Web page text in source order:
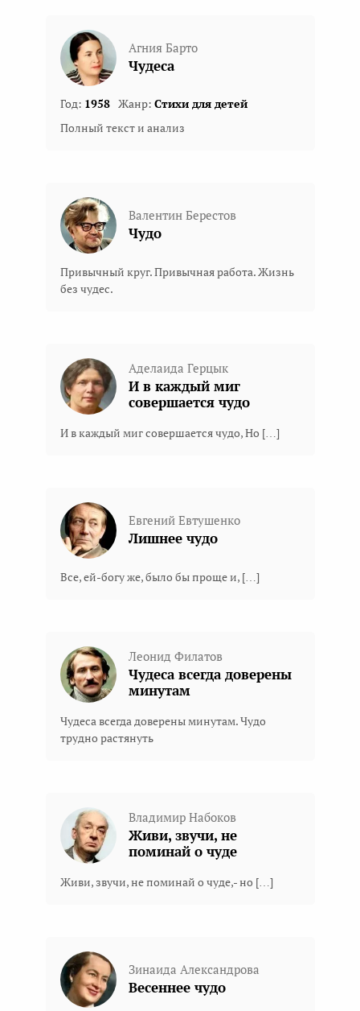
Агния Барто
Чудеса
Год: 1958 Жанр: Стихи для детей
Полный текст и анализ
Валентин Берестов
Чудо
Привычный круг. Привычная работа. Жизнь
без чудес.
Аделаида Герцык
И в каждый миг
совершается чудо
И в каждый миг совершается чудо, Но […]
Евгений Евтушенко
Лишнее чудо
Все, ей-богу же, было бы проще и, […]
Леонид Филатов
Чудеса всегда доверены
минутам
Чудеса всегда доверены минутам. Чудо
трудно растянуть
Владимир Набоков
Живи, звучи, не
поминай о чуде
Живи, звучи, не поминай о чуде,- но […]
Зинаида Александрова
Весеннее чудо